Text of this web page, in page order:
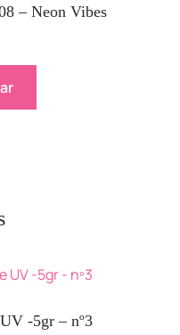
– Neon Vibes
-5gr – nº3